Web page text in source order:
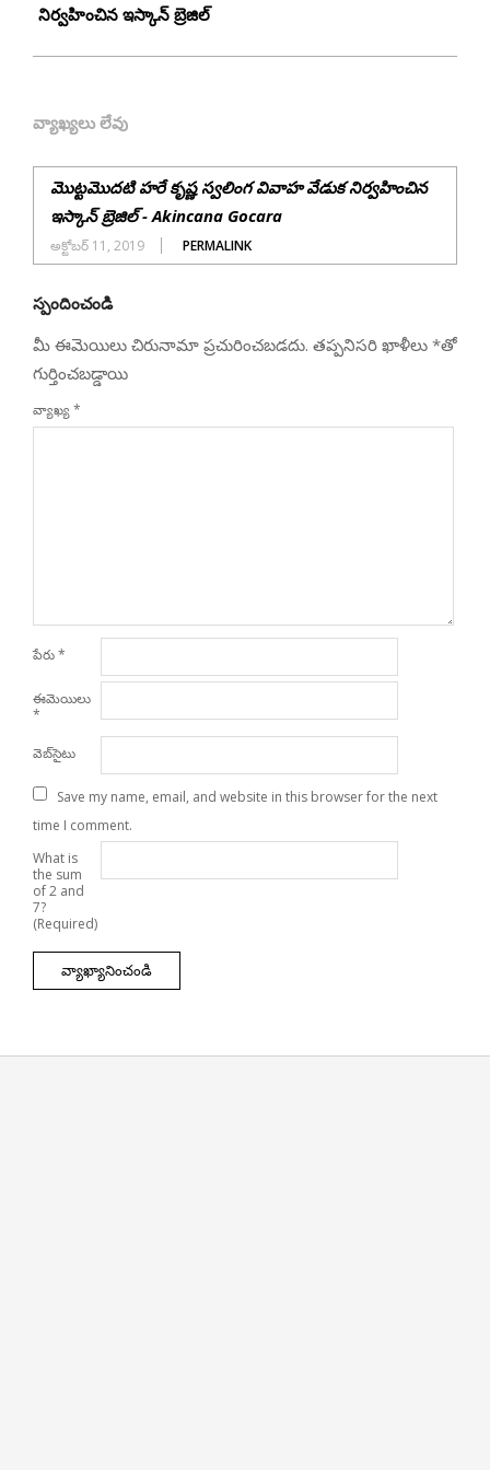
11
నిర్వహించిన ఇస్కాన్ బ్రెజిల్
వ్యాఖ్యలు లేవు
మొట్టమొదటి హరే కృష్ణ స్వలింగ వివాహ వేడుక నిర్వహించిన
ఇస్కాన్ బ్రెజిల్ - Akincana Gocara
అక్టోబర్ 11, 2019 PERMALINK
స్పందించండి
మీ ఈమెయిలు చిరునామా ప్రచురించబడదు. తప్పనిసరి ఖాళీలు *‌తో
గుర్తించబడ్డాయి
వ్యాఖ్య *
పేరు*
ఈమెయిలు
*
వెబ్‌సైటు
Save my name, email, and website in this browser for the next
time I comment.
What is
the sum
of 2 and
7?
(Required)